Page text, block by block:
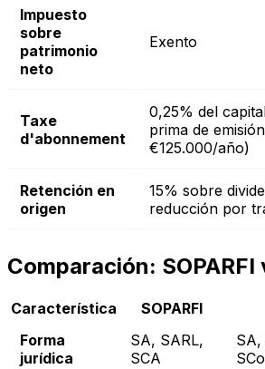
Impuesto
sobre
patrimonio
neto
Exento
Taxe
d'abonnement
0,25% del
prima de
€125.000/año)
Retención en
origen
15% sobre
reducción por
Comparación: SOPARFI
Característica SOPARFI
Forma
jurídica
SA, SARL,
SCA
SA,